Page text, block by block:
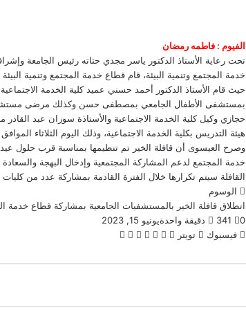
الفيوم : فاطمه رمضان
تحت رعاية الأستاذ الدكتور ياسر مجدي حتاته رئيس الجامعة
خدمة المجتمع وتنمية البيئة، قام قطاع خدمة المجتمع وتنمية
حيث قام الأستاذ الدكتور أحمد حسني عميد كلية الخدمة
بمستشفى الأطفال الجامعي بمصطفى حسن وكذلك مرضى مستشفى
حجازي وكيل كلية الخدمة الاجتماعية والأستاذة سوزان عبد
هيئة التدريس بكلية الخدمة الاجتماعية، وذلك اليوم الثلاثاء الموافق 13/6/2023.
وصرح العيسوى أن قافلة الخير تم تنظيمها بمناسبة قرب حلول
خدمة المجتمع لدعم المشاركة المجتمعية وإدخال البهجة
القافلة سيتم تكرارها خلال الفترة القادمة بمشاركة عدد من كليات
الوسوم
انطلاق قافلة الخير بالمستشفيات الجامعية بمشاركة قطاع خدمة
يونيو 15, 2023
0
دقيقة واحدة
فيسبوك
تويتر لينكدإنبينتيريستمشاركة
البريد